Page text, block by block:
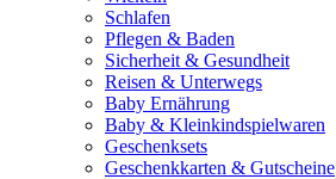
Schlafen
Pflegen & Baden
Sicherheit & Gesundheit
Reisen & Unterwegs
Baby Ernährung
Baby & Kleinkindspielwaren
Geschenksets
Geschenkkarten & Gutscheine